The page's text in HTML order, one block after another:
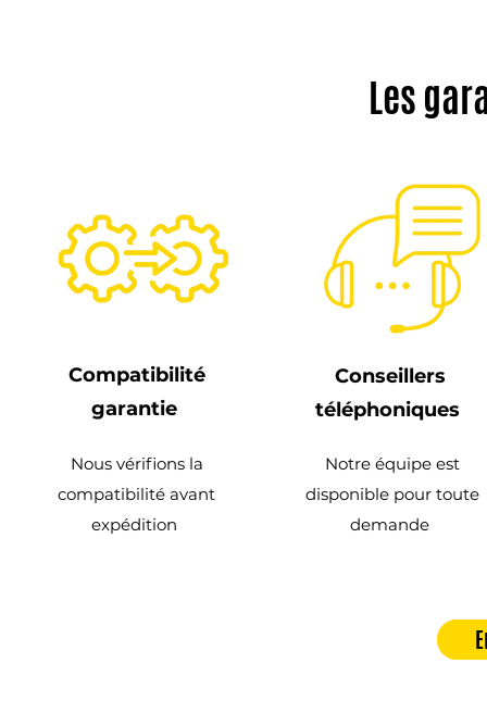
Les
Compatibilité
garantie
Nous vérifions la
compatibilité avant
expédition
Conseillers
téléphoniques
Notre équipe est
disponible pour toute
demande